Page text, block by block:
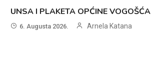
UNSA I PLAKETA OPĆINE VOGOŠĆA
6. Augusta 2026. Arnela Katana